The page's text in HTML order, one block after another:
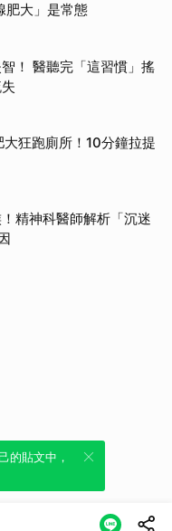
肥大」是常態
！ 醫聽完「這習慣」搖
狂跑廁所！10分鐘拉提
精神科醫師解析「沉迷
布貼
的貼文中，